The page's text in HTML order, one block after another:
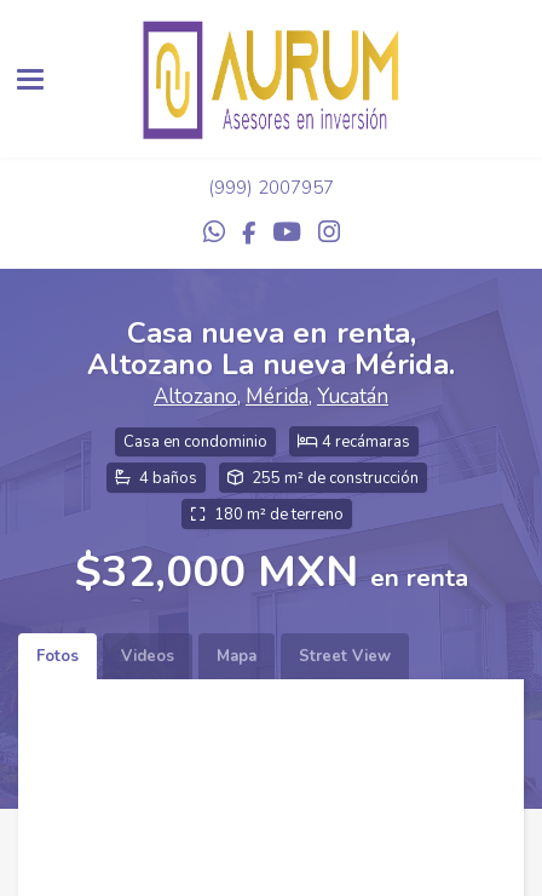
Toggle navigation
(999) 2007957
Casa nueva en renta,
Altozano La nueva Mérida.
Altozano, Mérida, Yucatán
Casa en condominio
4 recámaras
4 baños
255 m² de construcción
180 m² de terreno
$32,000 MXN en renta
Fotos Videos Mapa Street View